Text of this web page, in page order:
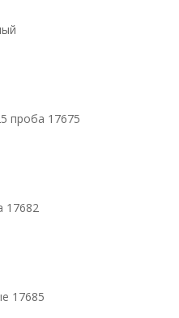
проба 17675
17682
17685